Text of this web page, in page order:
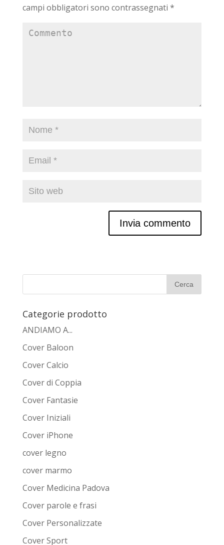
campi obbligatori sono contrassegnati *
Categorie prodotto
ANDIAMO A...
Cover Baloon
Cover Calcio
Cover di Coppia
Cover Fantasie
Cover Iniziali
Cover iPhone
cover legno
cover marmo
Cover Medicina Padova
Cover parole e frasi
Cover Personalizzate
Cover Sport